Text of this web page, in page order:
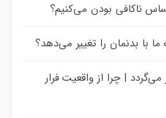
ناکافی بودن می‌کنیم؟
ما با بدنمان را تغییر می‌دهد؟
| چرا از واقعیت فرار